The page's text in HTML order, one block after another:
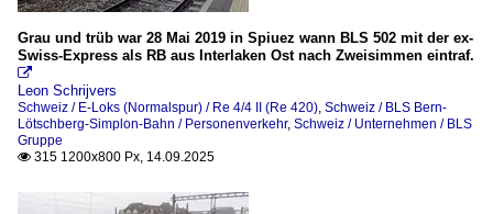
Grau und trüb war 28 Mai 2019 in Spiuez wann BLS 502 mit der ex-
Swiss-Express als RB aus Interlaken Ost nach Zweisimmen eintraf.

Leon Schrijvers
Schweiz / E-Loks (Normalspur) / Re 4/4 II (Re 420), Schweiz / BLS Bern-
Lötschberg-Simplon-Bahn / Personenverkehr, Schweiz / Unternehmen / BLS
Gruppe
 315 1200x800 Px, 14.09.2025